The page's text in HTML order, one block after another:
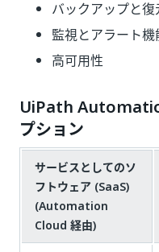
バックアップと復
監視とアラート機
高可用性
UiPath
プション
サービスとしてのソ
フトウェア (SaaS)
(Automation
Cloud 経由)